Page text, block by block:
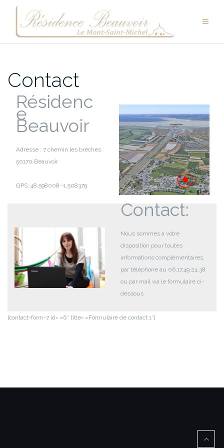
contenu
Contact
Résidenc
e
Beauvoir
Adresse : 7 chemin les brèches
50170 Beauvoir
GPS: 48.598008 -1.508379
Contact:
Nous sommes à votre
disposition pour toutes
informations complémentaires,
par téléphone au 06.17.49.24.38
ou par mail via le formulaire ci-
dessous.
[contact-form-7 id= »6″ title= »Formulaire de contact 1″]